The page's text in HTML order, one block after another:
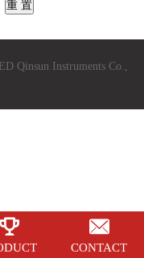
Qinsun Instruments Co.,
CONTACT